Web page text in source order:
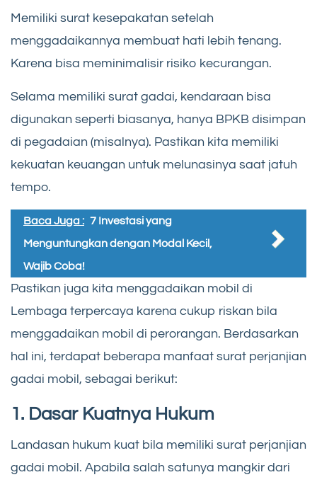
Memiliki surat kesepakatan setelah
menggadaikannya membuat hati lebih tenang.
Karena bisa meminimalisir risiko kecurangan.
Selama memiliki surat gadai, kendaraan bisa
digunakan seperti biasanya, hanya BPKB disimpan
di pegadaian (misalnya). Pastikan kita memiliki
kekuatan keuangan untuk melunasinya saat jatuh
tempo.
Baca Juga : 7 Investasi yang
Menguntungkan dengan Modal Kecil,
Wajib Coba!
Pastikan juga kita menggadaikan mobil di
Lembaga terpercaya karena cukup riskan bila
menggadaikan mobil di perorangan. Berdasarkan
hal ini, terdapat beberapa manfaat surat perjanjian
gadai mobil, sebagai berikut:
1. Dasar Kuatnya Hukum
Landasan hukum kuat bila memiliki surat perjanjian
gadai mobil. Apabila salah satunya mangkir dari